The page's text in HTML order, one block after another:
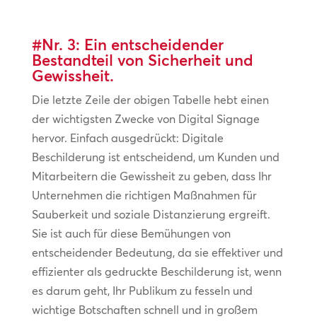
#Nr. 3: Ein entscheidender
Bestandteil von Sicherheit und
Gewissheit.
Die letzte Zeile der obigen Tabelle hebt einen
der wichtigsten Zwecke von Digital Signage
hervor. Einfach ausgedrückt: Digitale
Beschilderung ist entscheidend, um Kunden und
Mitarbeitern die Gewissheit zu geben, dass Ihr
Unternehmen die richtigen Maßnahmen für
Sauberkeit und soziale Distanzierung ergreift.
Sie ist auch für diese Bemühungen von
entscheidender Bedeutung, da sie effektiver und
effizienter als gedruckte Beschilderung ist, wenn
es darum geht, Ihr Publikum zu fesseln und
wichtige Botschaften schnell und in großem